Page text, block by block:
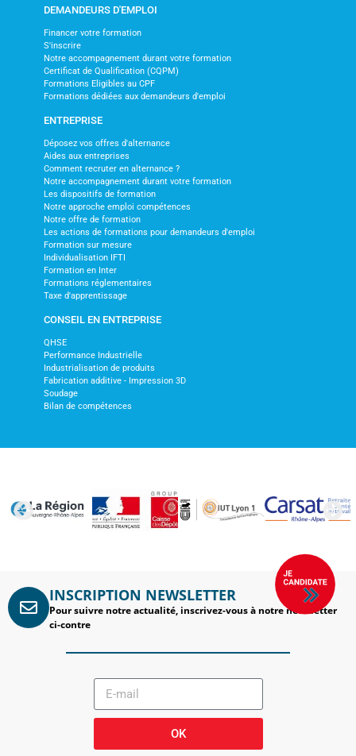
DEMANDEURS D'EMPLOI
Financer votre formation
S'inscrire
Notre accompagnement durant votre formation
Certificat de Qualification (CQPM)
Formations Eligibles au CPF
Formations dédiées aux demandeurs d'emploi
ENTREPRISE
Déposez vos offres d'alternance
Aides aux entreprises
Comment recruter en alternance ?
Notre accompagnement durant votre formation
Les dispositifs de formation
Notre approche emploi compétences
Notre offre de formation
Les actions de formations pour demandeurs d'emploi
Formation sur mesure
Individualisation IFTI
Formation en Inter
Formations réglementaires
Taxe d'apprentissage
CONSEIL EN ENTREPRISE
QHSE
Performance Industrielle
Industrialisation de produits
Fabrication additive - Impression 3D
Soudage
Bilan de compétences
INSCRIPTION NEWSLETTER
Pour suivre notre actualité, inscrivez-vous à notre newsletter
ci-contre
OK